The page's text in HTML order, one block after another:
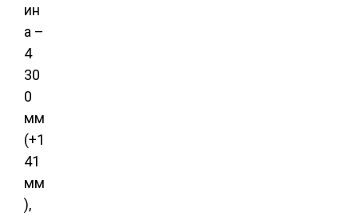
ин
а –
4
30
0
мм
(+1
41
мм
),